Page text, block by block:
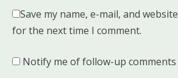
Save my name, e-mail, and
for the next time I comment.
Notify me of follow-up comments